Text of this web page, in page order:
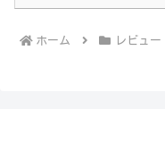
ホーム レビュー